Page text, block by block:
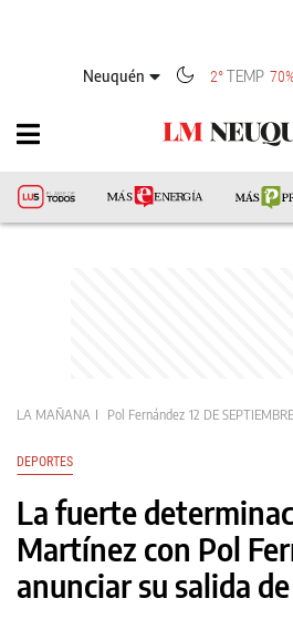
Neuquén 2°TEMP
LA MAÑANA Pol Fernández 12 DE
DEPORTES
La fuerte
Martínez con Pol
anunciar su salida